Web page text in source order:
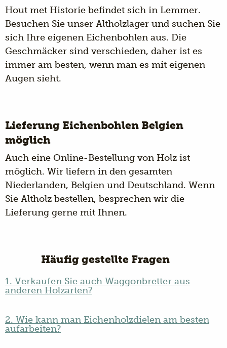
Hout met Historie befindet sich in Lemmer.
Besuchen Sie unser Altholzlager und suchen Sie
sich Ihre eigenen Eichenbohlen aus. Die
Geschmäcker sind verschieden, daher ist es
immer am besten, wenn man es mit eigenen
Augen sieht.
Lieferung Eichenbohlen Belgien
möglich
Auch eine Online-Bestellung von Holz ist
möglich. Wir liefern in den gesamten
Niederlanden, Belgien und Deutschland. Wenn
Sie Altholz bestellen, besprechen wir die
Lieferung gerne mit Ihnen.
Häufig gestellte Fragen
1. Verkaufen Sie auch Waggonbretter aus
anderen Holzarten?
2. Wie kann man Eichenholzdielen am besten
aufarbeiten?